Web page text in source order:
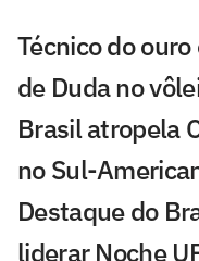
Técnico do
de Duda no
Brasil atropela
no Sul-
Destaque do
liderar Noche